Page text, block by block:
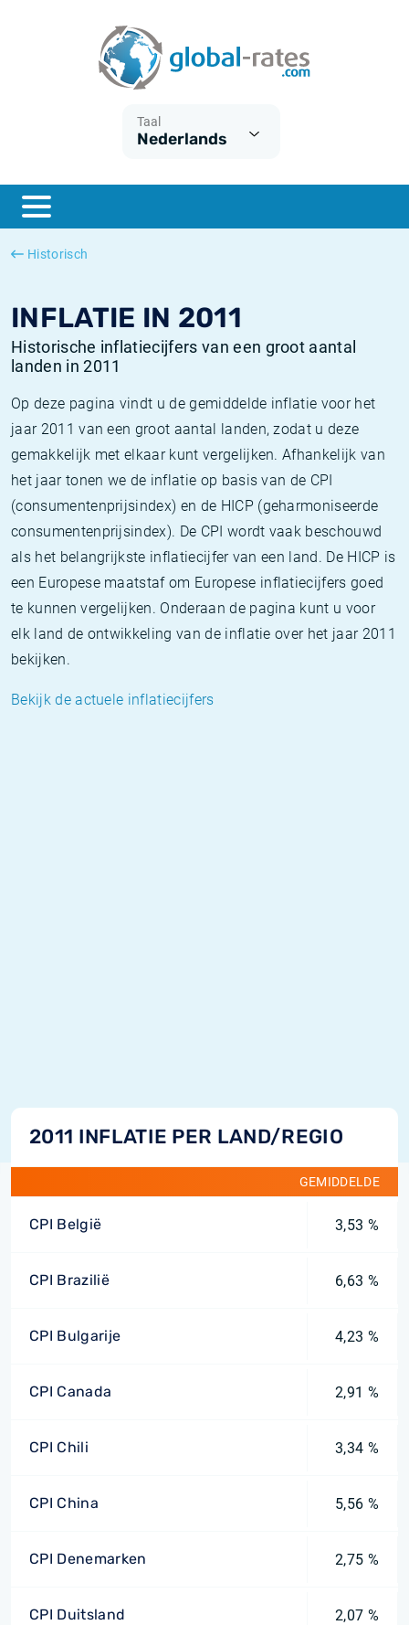
Taal
Nederlands
Historisch
INFLATIE IN 2011
Historische inflatiecijfers van een groot aantal
landen in 2011
Op deze pagina vindt u de gemiddelde inflatie voor het
jaar 2011 van een groot aantal landen, zodat u deze
gemakkelijk met elkaar kunt vergelijken. Afhankelijk van
het jaar tonen we de inflatie op basis van de CPI
(consumentenprijsindex) en de HICP (geharmoniseerde
consumentenprijsindex). De CPI wordt vaak beschouwd
als het belangrijkste inflatiecijfer van een land. De HICP is
een Europese maatstaf om Europese inflatiecijfers goed
te kunnen vergelijken. Onderaan de pagina kunt u voor
elk land de ontwikkeling van de inflatie over het jaar 2011
bekijken.
Bekijk de actuele inflatiecijfers
2011 INFLATIE PER LAND/REGIO
GEMIDDELDE
CPI België 3,53 %
CPI Brazilië 6,63 %
CPI Bulgarije 4,23 %
CPI Canada 2,91 %
CPI Chili 3,34 %
CPI China 5,56 %
CPI Denemarken 2,75 %
CPI Duitsland 2,07 %
ESTER
SONIA
Wat is CPI inflatie?
Wat is HICP inflatie?
Nederlandse inflatie - CPI
Amerikaanse inflatie - CPI
Euribor historie
SOFR historie
TONAR historie
Inflatiecalculator